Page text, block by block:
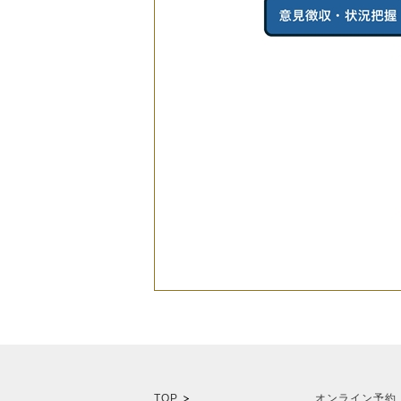
TOP オンライン予約